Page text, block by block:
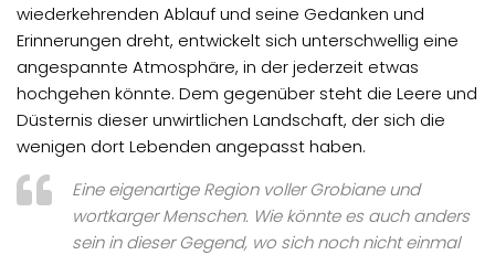
wiederkehrenden Ablauf und seine Gedanken und
Erinnerungen dreht, entwickelt sich unterschwellig eine
angespannte Atmosphäre, in der jederzeit etwas
hochgehen könnte. Dem gegenüber steht die Leere und
Düsternis dieser unwirtlichen Landschaft, der sich die
wenigen dort Lebenden angepasst haben.
Eine eigenartige Region voller Grobiane und
wortkarger Menschen. Wie könnte es auch anders
sein in dieser Gegend, wo sich noch nicht einmal